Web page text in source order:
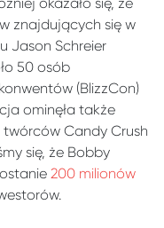
znajdujących się w
Jason Schreier
50 osób
(BlizzCon)
ominęła także
Candy Crush
się, że Bobby
200 milionów